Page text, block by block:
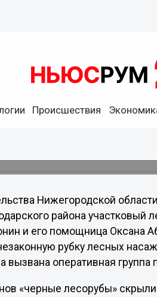
Происшествия
Нижегородской
района участковый
и его помощница Оксана
рубку лесных
оперативная группа
«черные лесорубы»